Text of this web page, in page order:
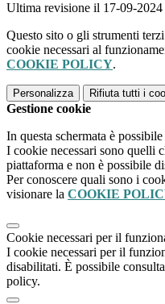
Ultima revisione il 17-09-2024
Questo sito o gli strumenti
cookie necessari al
COOKIE POLICY.
Personalizza Rifiuta tutti i
Gestione cookie
In questa schermata è
I cookie necessari sono quelli
piattaforma e non è possibile
Per conoscere quali sono i
visionare la COOKIE
Cookie necessari per il
I cookie necessari per il
disabilitati. È possibile
policy.